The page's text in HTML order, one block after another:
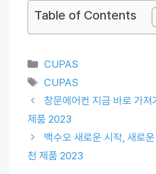
Table of Contents
Categories
CUPAS
Tags
CUPAS
창문에어컨 지금 바로 가져
제품 2023
백수오 새로운 시작, 새로
천 제품 2023